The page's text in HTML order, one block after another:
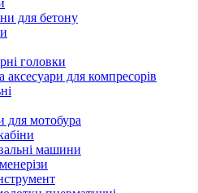
для бетону
головки
аксесуари для компресорів
для мотобура
машини